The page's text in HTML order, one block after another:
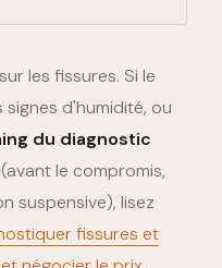
les fissures. Si le
d'humidité, ou
du diagnostic
(avant le compromis,
suspensive), lisez
fissures et